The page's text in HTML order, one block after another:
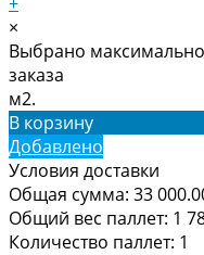
×
Выбрано
заказа
м2.
В корзину
Добавлено
Условия доставки
Общая сумма: 33
Общий вес паллет: 1
Количество паллет: 1